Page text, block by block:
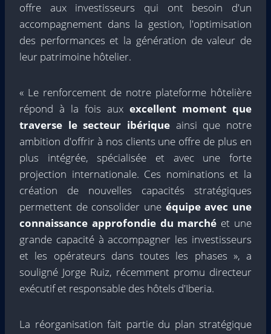
offre aux investisseurs qui ont besoin d'un
accompagnement dans la gestion, l'optimisation
des performances et la génération de valeur de
leur patrimoine hôtelier.
« Le renforcement de notre plateforme hôtelière
répond à la fois aux excellent moment que
traverse le secteur ibérique ainsi que notre
ambition d'offrir à nos clients une offre de plus en
plus intégrée, spécialisée et avec une forte
projection internationale. Ces nominations et la
création de nouvelles capacités stratégiques
permettent de consolider une équipe avec une
connaissance approfondie du marché et une
grande capacité à accompagner les investisseurs
et les opérateurs dans toutes les phases », a
souligné Jorge Ruiz, récemment promu directeur
exécutif et responsable des hôtels d'Iberia.
La réorganisation fait partie du plan stratégique